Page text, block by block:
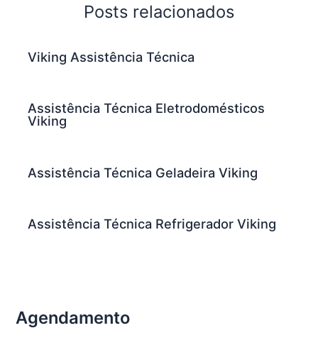
Posts relacionados
Viking Assistência Técnica
Assistência Técnica Eletrodomésticos
Viking
Assistência Técnica Geladeira Viking
Assistência Técnica Refrigerador Viking
Agendamento